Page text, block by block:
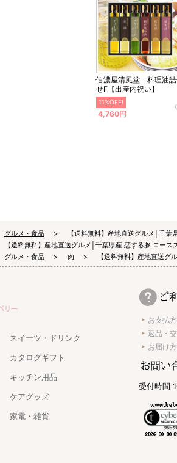
信濃屋清風堂 料理油
せF【出産内祝い】
11%OFF!
4,760円
グルメ・食品
【送料無料】産地直送グルメ│千
【送料無料】産地直送グルメ│千葉県産 恋する豚 ロース
グルメ・食品 肉 【送料無料】産地直送グ
スイーツ・ドリンク
カタログギフト
キッチン用品
ケアグッズ
家電・雑貨
お支払
返品・
お届け
受付時間